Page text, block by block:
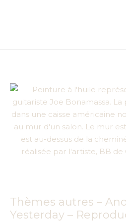
Thèmes autres –
Yesterday –